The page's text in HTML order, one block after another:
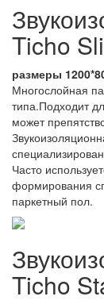
Ticho
размеры
Многослойная
типа.Подходит
может
Часто
формирования
паркетный пол.
Ticho